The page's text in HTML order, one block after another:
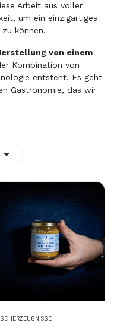
Arbeit aus voller
um ein einzigartiges
können.
von einem
Kombination von
entsteht. Es geht
Gastronomie, das wir
